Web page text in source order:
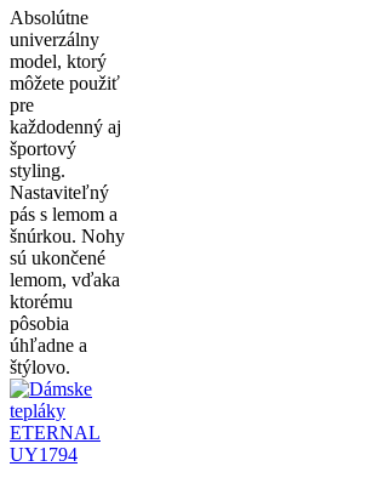
Absolútne
univerzálny
model, ktorý
môžete použiť
pre
každodenný aj
športový
styling.
Nastaviteľný
pás s lemom a
šnúrkou. Nohy
sú ukončené
lemom, vďaka
ktorému
pôsobia
úhľadne a
štýlovo.